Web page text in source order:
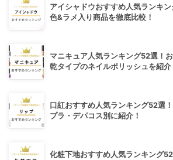
アイシャドウおすすめ人気ランキ
色&ラメ入り商品を徹底比較！
マニキュア人気ランキング52選！
乾タイプのネイルポリッシュを紹介
口紅おすすめ人気ランキング52選
プラ・デパコス別に紹介！
化粧下地おすすめ人気ランキング